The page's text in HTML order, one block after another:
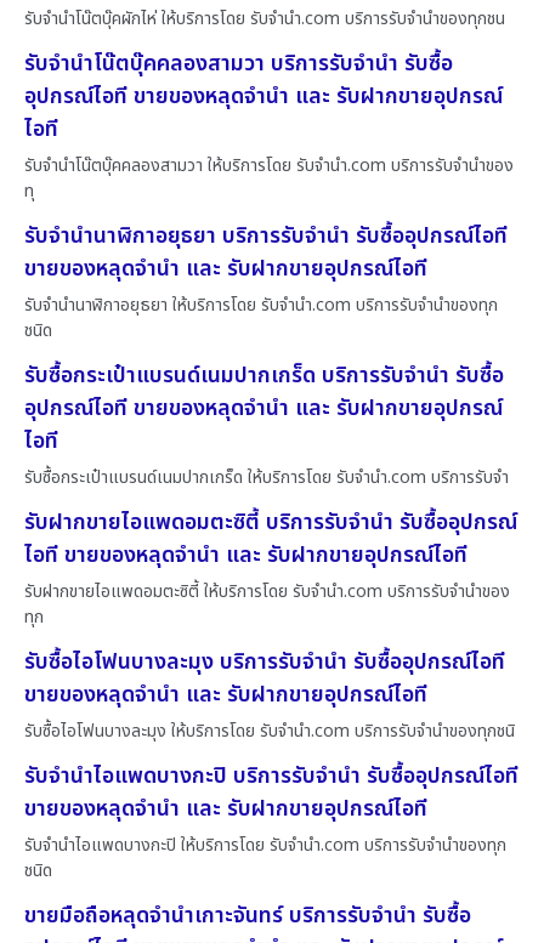
รับจำนำโน๊ตบุ๊คผักไห่ ให้บริการโดย รับจํานํา.com บริการรับจำนำของทุกชน
รับจำนำโน๊ตบุ๊คคลองสามวา บริการรับจำนำ รับซื้อ
อุปกรณ์ไอที ขายของหลุดจำนำ และ รับฝากขายอุปกรณ์
ไอที
รับจำนำโน๊ตบุ๊คคลองสามวา ให้บริการโดย รับจํานํา.com บริการรับจำนำของ
ทุ
รับจำนำนาฬิกาอยุธยา บริการรับจำนำ รับซื้ออุปกรณ์ไอที
ขายของหลุดจำนำ และ รับฝากขายอุปกรณ์ไอที
รับจำนำนาฬิกาอยุธยา ให้บริการโดย รับจํานํา.com บริการรับจำนำของทุก
ชนิด
รับซื้อกระเป๋าแบรนด์เนมปากเกร็ด บริการรับจำนำ รับซื้อ
อุปกรณ์ไอที ขายของหลุดจำนำ และ รับฝากขายอุปกรณ์
ไอที
รับซื้อกระเป๋าแบรนด์เนมปากเกร็ด ให้บริการโดย รับจํานํา.com บริการรับจำ
รับฝากขายไอแพดอมตะซิตี้ บริการรับจำนำ รับซื้ออุปกรณ์
ไอที ขายของหลุดจำนำ และ รับฝากขายอุปกรณ์ไอที
รับฝากขายไอแพดอมตะซิตี้ ให้บริการโดย รับจํานํา.com บริการรับจำนำของ
ทุก
รับซื้อไอโฟนบางละมุง บริการรับจำนำ รับซื้ออุปกรณ์ไอที
ขายของหลุดจำนำ และ รับฝากขายอุปกรณ์ไอที
รับซื้อไอโฟนบางละมุง ให้บริการโดย รับจํานํา.com บริการรับจำนำของทุกชนิ
รับจำนำไอแพดบางกะปิ บริการรับจำนำ รับซื้ออุปกรณ์ไอที
ขายของหลุดจำนำ และ รับฝากขายอุปกรณ์ไอที
รับจำนำไอแพดบางกะปิ ให้บริการโดย รับจํานํา.com บริการรับจำนำของทุก
ชนิด
ขายมือถือหลุดจำนำเกาะจันทร์ บริการรับจำนำ รับซื้อ